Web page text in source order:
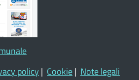
policy | Cookie| Note legali